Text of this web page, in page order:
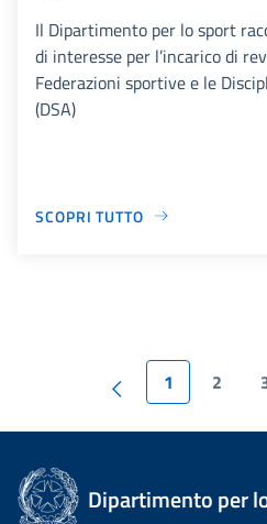
Il Dipartimento per lo sport
di interesse per l’incarico di
Federazioni sportive e le
(DSA)
SCOPRI TUTTO
1 2
Dipartimento per